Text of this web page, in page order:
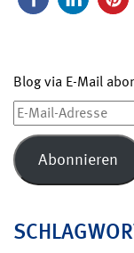
Blog via E-Mail
E-
Mail-
Adresse
Abonnieren